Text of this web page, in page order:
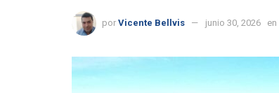
por Vicente Bellvis junio 30, 2026 en